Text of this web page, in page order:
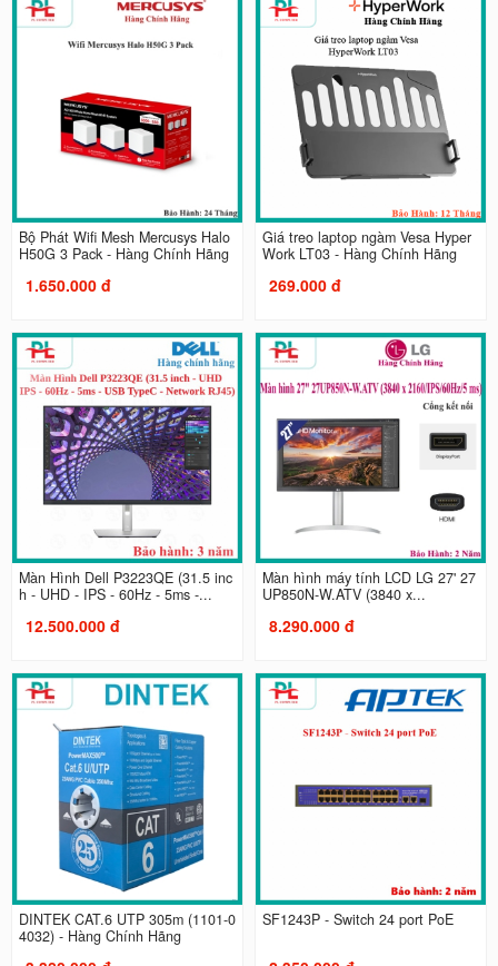
Bộ Phát Wifi Mesh Mercusys Halo
H50G 3 Pack - Hàng Chính Hãng
1.650.000 đ
Giá treo laptop ngàm Vesa Hyper
Work LT03 - Hàng Chính Hãng
269.000 đ
Màn Hình Dell P3223QE (31.5 inc
h - UHD - IPS - 60Hz - 5ms -...
12.500.000 đ
Màn hình máy tính LCD LG 27' 27
UP850N-W.ATV (3840 x...
8.290.000 đ
DINTEK CAT.6 UTP 305m (1101-0
4032) - Hàng Chính Hãng
SF1243P - Switch 24 port PoE